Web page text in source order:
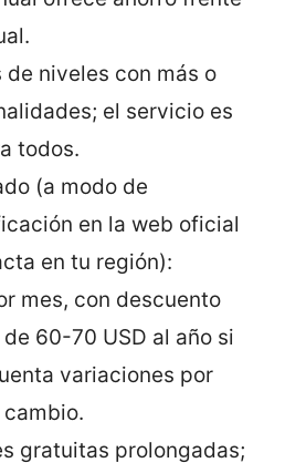
de niveles con más o
el servicio es
todos.
(a modo de
en la web oficial
en tu región):
mes, con descuento
60-70 USD al año si
variaciones por
gratuitas prolongadas;